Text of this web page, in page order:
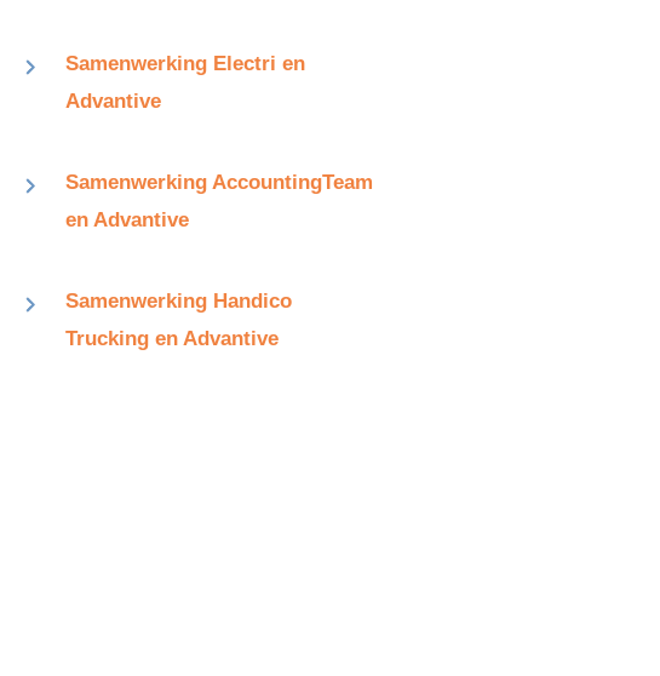
Samenwerking Electri en
Advantive
Samenwerking AccountingTeam
en Advantive
Samenwerking Handico
Trucking en Advantive